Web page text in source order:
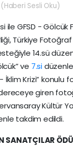
(Haberi Sesli Oku)
ile GFSD -
Türkiye
14.sü
ve 7.si
İklim Krizi” konulu
giren
Kültür
takdim edildi.
SANATÇILAR